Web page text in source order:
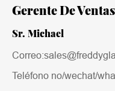
Gerente De Ventas
Sr. Michael
Teléfono no/wechat/